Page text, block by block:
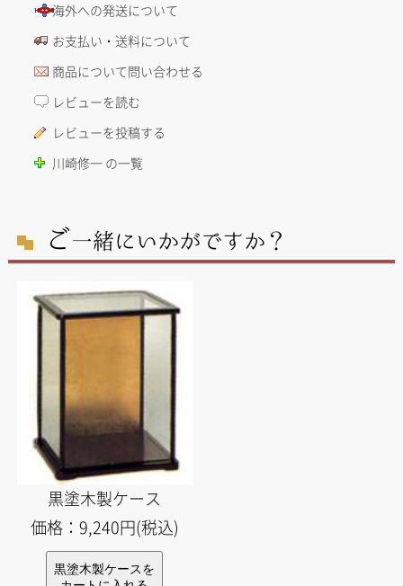
海外への発送について
お支払い・送料について
商品について問い合わせる
レビューを読む
レビューを投稿する
川崎修一 の一覧
ご一緒にいかがですか？
黒塗木製ケース
価格：9,240円(税込)